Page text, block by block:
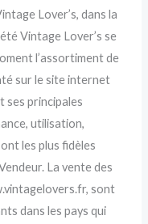
Lover’s, dans la
Vintage Lover’s se
l’assortiment de
sur le site internet
ses principales
utilisation,
les plus fidèles
La vente des
sont
dans les pays qui